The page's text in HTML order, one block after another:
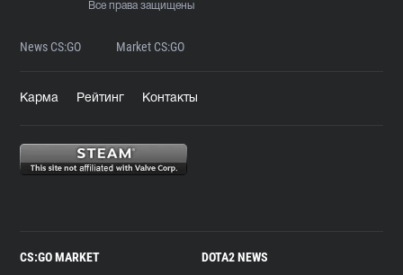
Все права защищены
News CS:GO Market CS:GO
Карма Рейтинг Контакты
CS:GO MARKET DOTA2 NEWS